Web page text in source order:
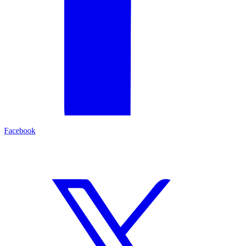
Facebook